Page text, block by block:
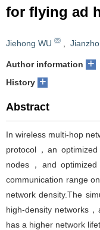
for flying ad
Jiehong WU
Author information +
History +
Abstract
In wireless multi-hop
protocol，an
nodes，and
communication range
network density.The
high-density networks
has a higher network